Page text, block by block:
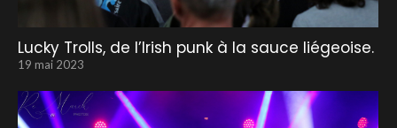
Lucky Trolls, de l’Irish punk à la sauce liégeoise.
19 mai 2023